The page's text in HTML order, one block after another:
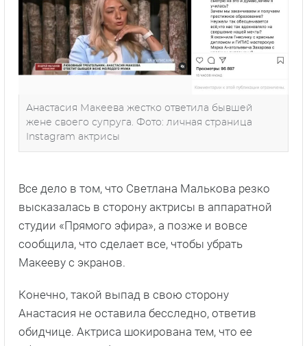
Анастасия Макеева жестко ответила бывшей
жене своего супруга. Фото: личная страница
Instagram актрисы
Все дело в том, что Светлана Малькова резко
высказалась в сторону актрисы в аппаратной
студии «Прямого эфира», а позже и вовсе
сообщила, что сделает все, чтобы убрать
Макееву с экранов.
Конечно, такой выпад в свою сторону
Анастасия не оставила бесследно, ответив
обидчице. Актриса шокирована тем, что ее